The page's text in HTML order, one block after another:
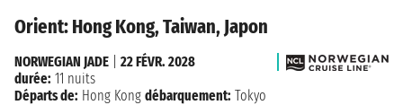
Orient: Hong Kong, Taiwan, Japon
NORWEGIAN JADE
22 FÉVR. 2028
durée: 11 nuits
Départs de: Hong Kong débarquement: Tokyo